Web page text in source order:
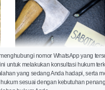
Pasal 210 KUHP: Tindak
Pidana Sabotase terhadap
Instalasi Negara,
nomor WhatsApp yang
untuk melakukan konsultasi hukum
yang sedang Anda hadapi, serta
sesuai dengan kebutuhan